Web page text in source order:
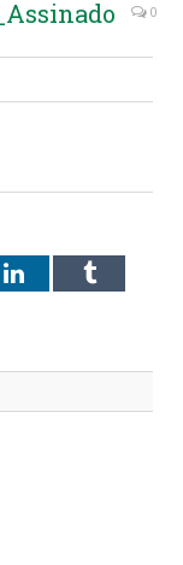
0
LinkedInTumblr